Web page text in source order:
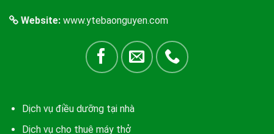
Website: www.ytebaonguyen.com
Dịch vụ điều dưỡng tại nhà
Dịch vụ cho thuê máy thở